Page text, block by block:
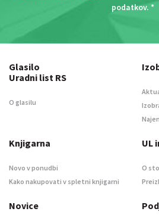
podatkov. *
Glasilo
Uradni list RS
O glasilu
Knjigarna
Novo v ponudbi
Kako nakupovati v spletni knjigarni
UL
O
Novice